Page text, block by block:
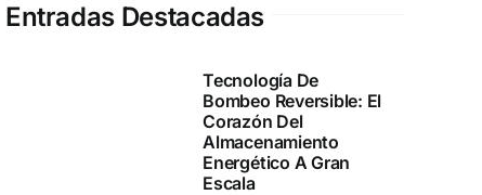
Entradas Destacadas
Tecnología De
Bombeo Reversible: El
Corazón Del
Almacenamiento
Energético A Gran
Escala